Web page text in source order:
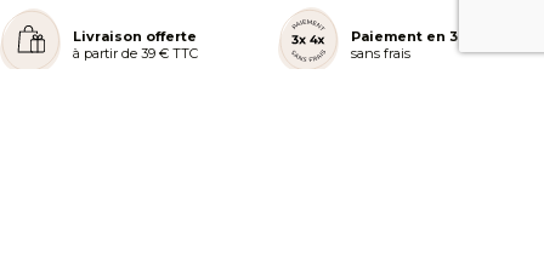
Livraison offerte
à partir de 39 € TTC
Paiement en 3 ou 4x
sans frais